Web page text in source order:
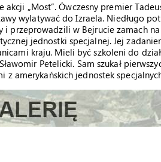
akcji „Most”. Ówczesny premier
wylatywać do Izraela. Niedługo
i przeprowadzili w Bejrucie zamach
jednostki specjalnej. Jej
kraju. Mieli być szkoleni do
Petelicki. Sam szukał
z amerykańskich jednostek